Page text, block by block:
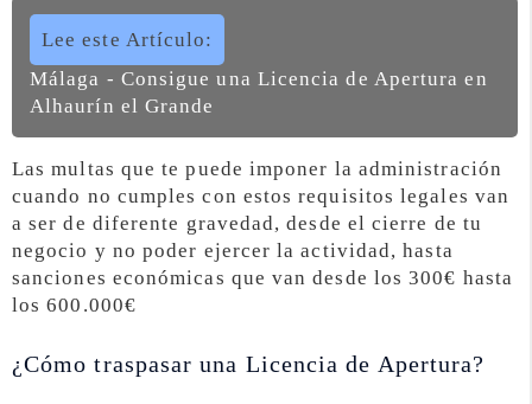
Lee este Artículo:
Málaga - Consigue una Licencia de Apertura en
Alhaurín el Grande
Las multas que te puede imponer la administración
cuando no cumples con estos requisitos legales van
a ser de diferente gravedad, desde el cierre de tu
negocio y no poder ejercer la actividad, hasta
sanciones económicas que van desde los 300€ hasta
los 600.000€
¿Cómo traspasar una Licencia de Apertura?